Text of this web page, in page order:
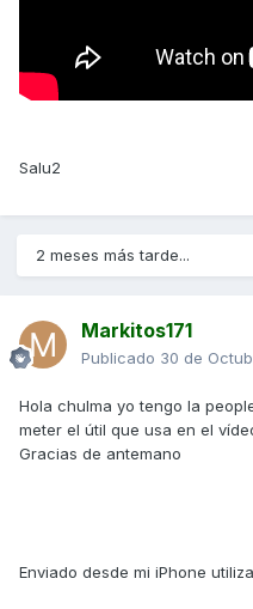
Salu2
2 meses más tarde...
Markitos171
Publicado 30 de
Hola chulma yo tengo la
meter el útil que usa en el
Gracias de antemano
Enviado desde mi iPhone